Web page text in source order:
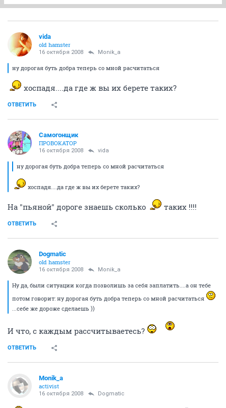
vida
old hamster
16 октября 2008 Monik_a
ну дорогая буть добра теперь со мной расчитаться
хоспадя....да где ж вы их берете таких?
ОТВЕТИТЬ
Самогонщик
ПРОВОКАТОР
16 октября 2008 vida
ну дорогая буть добра теперь со мной расчитаться
хоспадя....да где ж вы их берете таких?
На "пьяной" дороге знаешь сколько таких !!!!
ОТВЕТИТЬ
Dogmatic
old hamster
16 октября 2008 Monik_a
Ну да, были ситуации когда позволишь за себя заплатить....а он тебе
потом говорит: ну дорогая буть добра теперь со мной расчитаться
...себе же дороже сделаешь ))
И что, с каждым рассчитываетесь?
ОТВЕТИТЬ
Monik_a
activist
16 октября 2008 Dogmatic